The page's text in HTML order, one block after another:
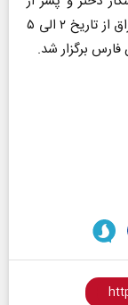
سراسر کشور، و نمایندگان کشور‌های عمان و عراق از تاریخ ۲ الی ۵
برگزار شد.